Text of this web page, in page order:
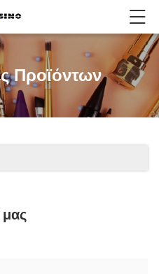
Προϊόντων
μας